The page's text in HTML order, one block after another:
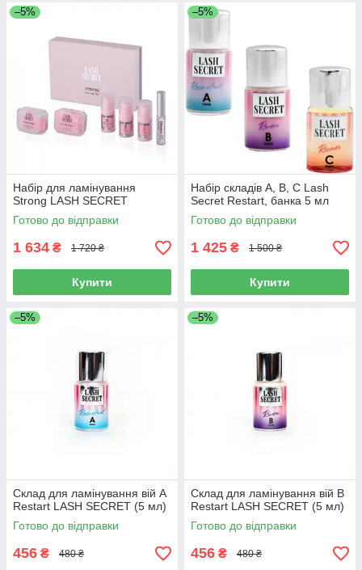
–5%
Набір для ламінування
Strong LASH SECRET
Готово до відправки
1 634 ₴ 1 720 ₴
Купити
–5%
Набір складів А, В, С Lash
Secret Restart, банка 5 мл
Готово до відправки
1 425 ₴ 1 500 ₴
Купити
–5%
Склад для ламінування вій A
Restart LASH SECRET (5 мл)
Готово до відправки
456 ₴ 480 ₴
–5%
Склад для ламінування вій B
Restart LASH SECRET (5 мл)
Готово до відправки
456 ₴ 480 ₴